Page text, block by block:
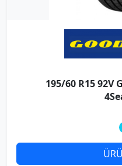
195/60 R15 92V